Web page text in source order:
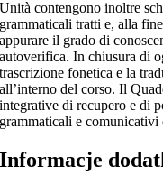
Unità contengono inoltre
grammaticali tratti e, alla
appurare il grado di
autoverifica. In chiusura di
trascrizione fonetica e la
all’interno del corso. Il
integrative di recupero e di
grammaticali e
Informacje